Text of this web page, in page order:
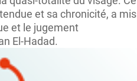
et sa chronicité, a mis
et le jugement
El-Hadad.